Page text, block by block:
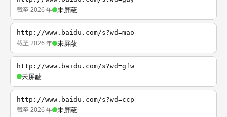
截至 2026 年 未屏蔽
http://www.baidu.com/s?wd=mao
截至 2026 年 未屏蔽
http://www.baidu.com/s?wd=gfw
未屏蔽
http://www.baidu.com/s?wd=ccp
截至 2026 年 未屏蔽